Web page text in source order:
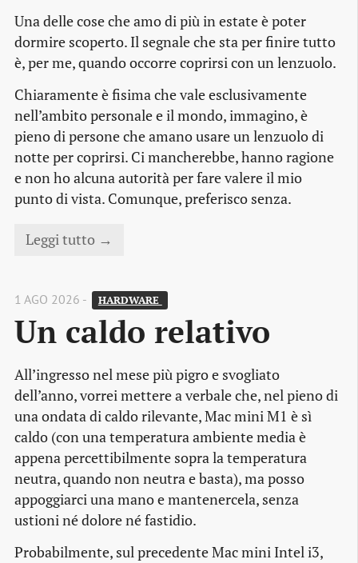
Una delle cose che amo di più in estate è poter
dormire scoperto. Il segnale che sta per finire tutto
è, per me, quando occorre coprirsi con un lenzuolo.
Chiaramente è fisima che vale esclusivamente
nell’ambito personale e il mondo, immagino, è
pieno di persone che amano usare un lenzuolo di
notte per coprirsi. Ci mancherebbe, hanno ragione
e non ho alcuna autorità per fare valere il mio
punto di vista. Comunque, preferisco senza.
Leggi tutto →
1 AGO 2026 - HARDWARE
Un caldo relativo
All’ingresso nel mese più pigro e svogliato
dell’anno, vorrei mettere a verbale che, nel pieno di
una ondata di caldo rilevante, Mac mini M1 è sì
caldo (con una temperatura ambiente media è
appena percettibilmente sopra la temperatura
neutra, quando non neutra e basta), ma posso
appoggiarci una mano e mantenercela, senza
ustioni né dolore né fastidio.
Probabilmente, sul precedente Mac mini Intel i3,